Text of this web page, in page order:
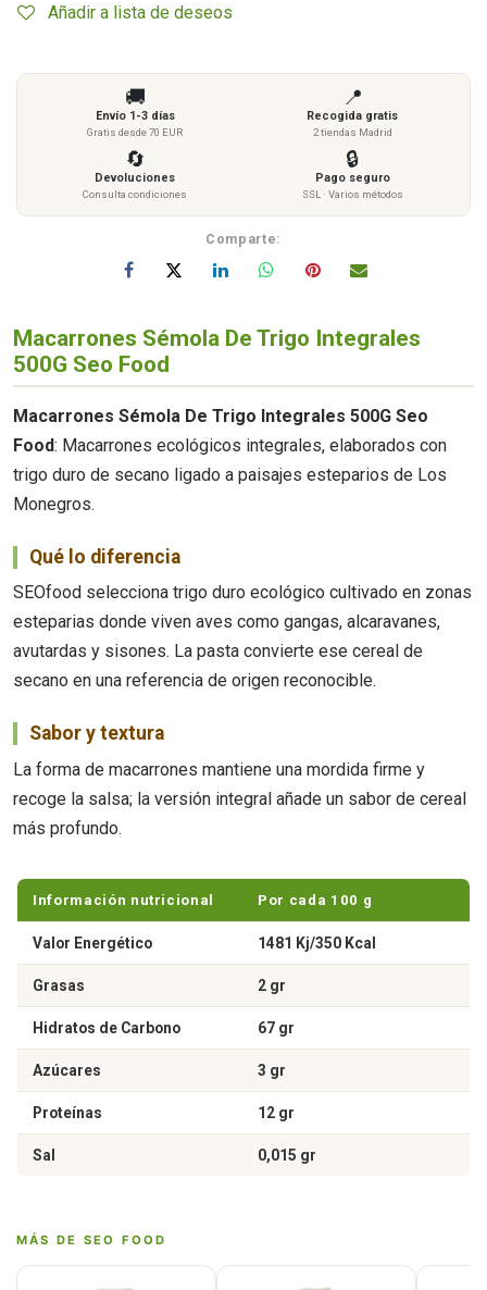
Añadir a lista de deseos
🚚
Envío 1-3 días
Gratis desde 70 EUR
📍
Recogida gratis
2 tiendas Madrid
🔄
Devoluciones
Consulta condiciones
🔒
Pago seguro
SSL · Varios métodos
Comparte:
Macarrones Sémola De Trigo Integrales
500G Seo Food
Macarrones Sémola De Trigo Integrales 500G Seo
Food: Macarrones ecológicos integrales, elaborados con
trigo duro de secano ligado a paisajes esteparios de Los
Monegros.
Qué lo diferencia
SEOfood selecciona trigo duro ecológico cultivado en zonas
esteparias donde viven aves como gangas, alcaravanes,
avutardas y sisones. La pasta convierte ese cereal de
secano en una referencia de origen reconocible.
Sabor y textura
La forma de macarrones mantiene una mordida firme y
recoge la salsa; la versión integral añade un sabor de cereal
más profundo.
Información nutricional Por cada 100 g
Valor Energético 1481 Kj/350 Kcal
Grasas 2 gr
Hidratos de Carbono 67 gr
Azúcares 3 gr
Proteínas 12 gr
Sal 0,015 gr
MÁS DE SEO FOOD